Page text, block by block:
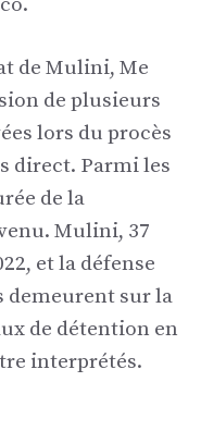
de Mulini, Me
de plusieurs
lors du procès
direct. Parmi les
de la
Mulini, 37
et la défense
demeurent sur la
de détention en
interprétés.